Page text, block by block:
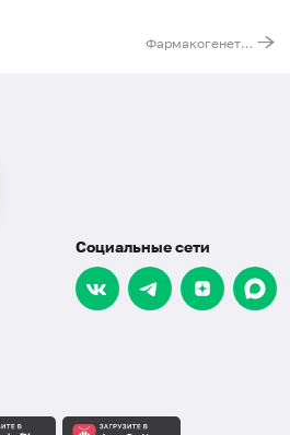
Фармакогенетическое исследования для назначения тиопуринов (азатиоприн, меркаптопурин, тиогуанин), ген TPMT
Социальные сети